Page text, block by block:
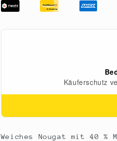
Italienische
Torrone
Italienische
Torrone
Weiches Nougat mit 40 %